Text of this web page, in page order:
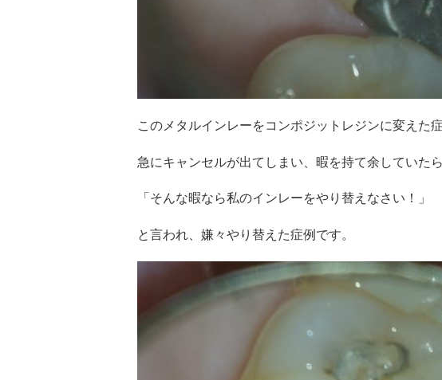
このメタルインレーをコンポジットレジンに変えた症
急にキャンセルが出てしまい、暇を持て余していた
「そんな暇なら私のインレーをやり替えなさい！」
と言われ、嫌々やり替えた症例です。